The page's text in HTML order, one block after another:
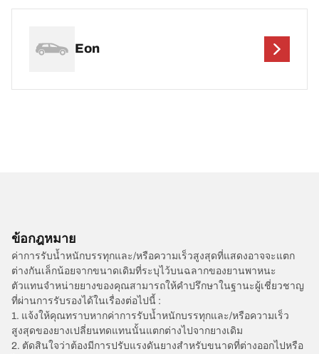
Eon
ข้อกฎหมาย
ค่าการรับน้ำหนักบรรทุกและ/หรือความเร็วสูงสุดที่แสดงอาจจะแตก
ต่างกันเล็กน้อยจากขนาดเดิมที่ระบุไว้บนฉลากของยานพาหนะ
ตัวแทนจำหน่ายยางของคุณสามารถให้คำปรึกษาในฐานะผู้เชี่ยวชาญ
ที่ผ่านการรับรองได้ในเรื่องต่อไปนี้ :
1. แจ้งให้คุณทราบหากค่าการรับน้ำหนักบรรทุกและ/หรือความเร็ว
สูงสุดของยางเปลี่ยนทดแทนนั้นแตกต่างไปจากยางเดิม
2. ตัดสินใจว่าต้องมีการปรับแรงดันยางสำหรับขนาดที่ต่างออกไปหรือ